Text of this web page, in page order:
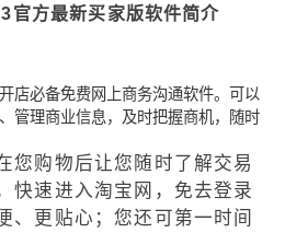
官方最新买家版软件简介
必备免费网上商务沟通软件。可以
管理商业信息，及时把握商机，随时
购物后让您随时了解交易
快速进入淘宝网，免去登录
、更贴心；您还可第一时间